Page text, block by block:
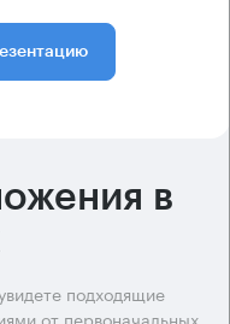
в
подходящие
от первоначальных